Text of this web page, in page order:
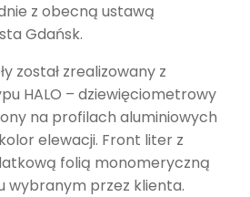
z obecną ustawą
Gdańsk.
został zrealizowany z
HALO – dziewięciometrowy
na profilach aluminiowych
elewacji. Front liter z
folią monomeryczną
wybranym przez klienta.